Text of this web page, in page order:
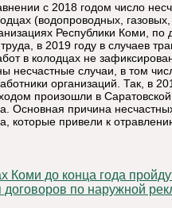
с 2018 годом число
(водопроводных, газовых,
Республики Коми, по
в 2019 году в случаев
в колодцах не
несчастные случаи, в том
организаций. Так, в
произошли в
Основная причина
которые привели к
договоров по наружной